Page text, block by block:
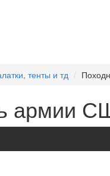
тенты и тд
армии